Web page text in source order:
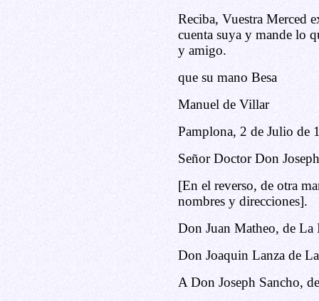
Reciba, Vuestra Merced
cuenta suya y mande lo
y amigo.
que su mano Besa
Manuel de Villar
Pamplona, 2 de Julio de
Señor Doctor Don
[En el reverso, de otra
nombres y direcciones].
Don Juan Matheo, de La
Don Joaquin Lanza de
A Don Joseph Sancho,